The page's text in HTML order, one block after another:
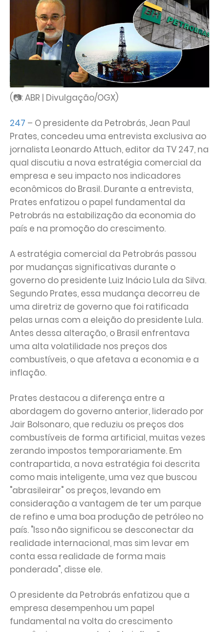
(📷: ABR | Divulgação/OGX)
247 – O presidente da Petrobrás, Jean Paul
Prates, concedeu uma entrevista exclusiva ao
jornalista Leonardo Attuch, editor da TV 247, na
qual discutiu a nova estratégia comercial da
empresa e seu impacto nos indicadores
econômicos do Brasil. Durante a entrevista,
Prates enfatizou o papel fundamental da
Petrobrás na estabilização da economia do
país e na promoção do crescimento.
A estratégia comercial da Petrobrás passou
por mudanças significativas durante o
governo do presidente Luiz Inácio Lula da Silva.
Segundo Prates, essa mudança decorreu de
uma diretriz de governo que foi ratificada
pelas urnas com a eleição do presidente Lula.
Antes dessa alteração, o Brasil enfrentava
uma alta volatilidade nos preços dos
combustíveis, o que afetava a economia e a
inflação.
Prates destacou a diferença entre a
abordagem do governo anterior, liderado por
Jair Bolsonaro, que reduziu os preços dos
combustíveis de forma artificial, muitas vezes
zerando impostos temporariamente. Em
contrapartida, a nova estratégia foi descrita
como mais inteligente, uma vez que buscou
"abrasileirar" os preços, levando em
consideração a vantagem de ter um parque
de refino e uma boa produção de petróleo no
país. "Isso não significou se desconectar da
realidade internacional, mas sim levar em
conta essa realidade de forma mais
ponderada", disse ele.
O presidente da Petrobrás enfatizou que a
empresa desempenhou um papel
fundamental na volta do crescimento